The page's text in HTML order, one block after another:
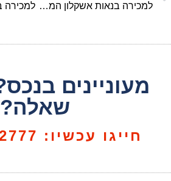
למכירה בנאות אשקלון המבוקשת,דירת 4 חד' גדולה ומושקעת ביותר! יח' הורים,מרפסת. חנייה בשפע, קומה 3 מתוך 9 עם מעלית.
מעוניינים
שאלה?
חייגו עכשיו: 052-878-2777